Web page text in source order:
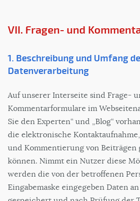
VII. Fragen- und
1. Beschreibung und Umfang
Datenverarbeitung
Auf unserer Interseite sind Frage-
Kommentarformulare im
Sie den Experten“ und „Blog“
die elektronische
und Kommentierung von
können. Nimmt ein Nutzer diese
werden die von der betroffenen
Eingabemaske eingegeben Daten